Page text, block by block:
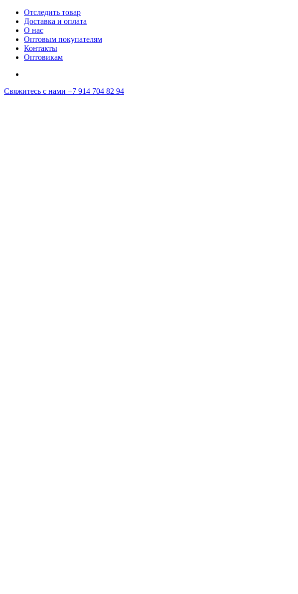
Отследить товар
Доставка и оплата
О нас
Оптовым покупателям
Контакты
Оптовикам
Свяжитесь с нами +7 914 704 82 94